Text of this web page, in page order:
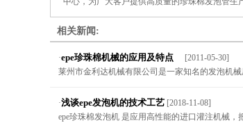
相关新闻:
·epe珍珠棉机械的应用及特点
[2011-05-30]
莱州市金利达机械有限公司是一家知名的发泡机
·浅谈epe发泡机的技术工艺 [2018-11-08]
epe珍珠棉发泡机 是应用高性能的进口灌注机械